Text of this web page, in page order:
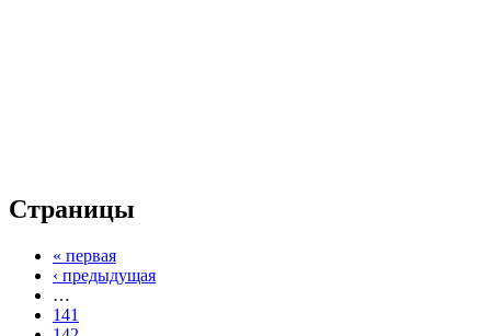
Страницы
« первая
‹ предыдущая
…
141